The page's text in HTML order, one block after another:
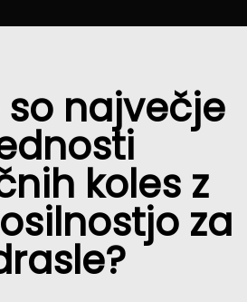
so največje
koles z
za